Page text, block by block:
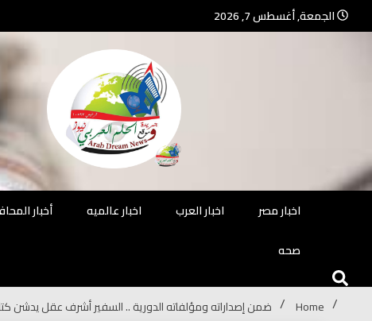
الجمعة, أغسطس 7, 2026
جريدة مستقلة – صحافة تضيئ لك
اخبار مصر
اخبار العرب اخبار عالميه أخبار
صحه
Home ضمن إصداراته ومؤلفاته الدورية .. السفير أشرف عقل يدشن